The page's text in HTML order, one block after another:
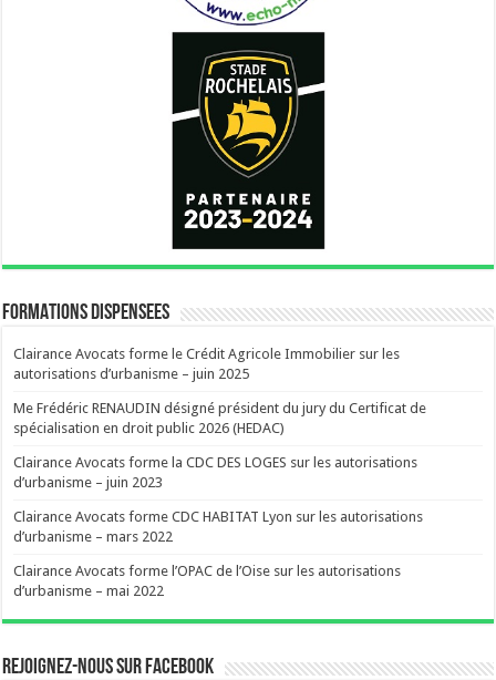
FORMATIONS DISPENSEES
Clairance Avocats forme le Crédit Agricole Immobilier sur les
autorisations d’urbanisme – juin 2025
Me Frédéric RENAUDIN désigné président du jury du Certificat de
spécialisation en droit public 2026 (HEDAC)
Clairance Avocats forme la CDC DES LOGES sur les autorisations
d’urbanisme – juin 2023
Clairance Avocats forme CDC HABITAT Lyon sur les autorisations
d’urbanisme – mars 2022
Clairance Avocats forme l’OPAC de l’Oise sur les autorisations
d’urbanisme – mai 2022
Rejoignez-nous sur Facebook